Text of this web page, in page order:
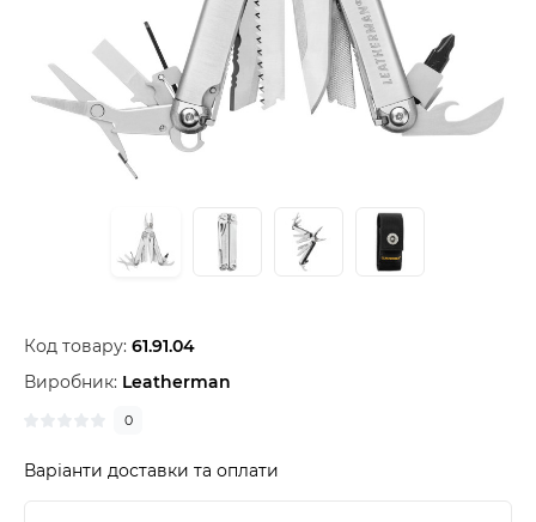
Код товару: 61.91.04
Виробник: Leatherman
0
Варіанти доставки та оплати